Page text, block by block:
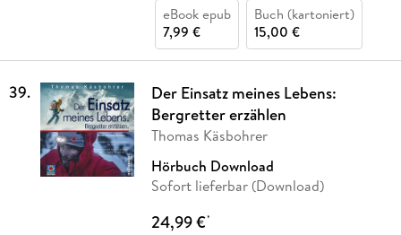
eBook epub
7,99 €
Buch (kartoniert)
15,00 €
39.
Der Einsatz meines Lebens:
Bergretter erzählen
Thomas Käsbohrer
Hörbuch Download
Sofort lieferbar (Download)
24,99 €*